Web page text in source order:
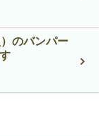
のバンパー